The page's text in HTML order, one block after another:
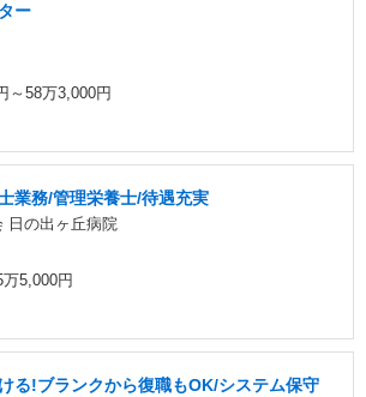
ー
～58万3,000円
業務/管理栄養士/待遇充実
日の出ヶ丘病院
5,000円
る!ブランクから復職もOK/システム保守